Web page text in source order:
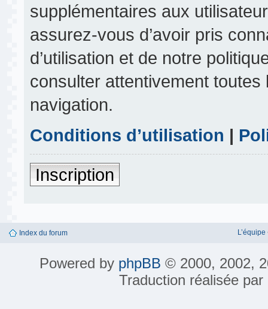
supplémentaires aux
assurez-vous d’avoir pris
d’utilisation et de notre
consulter attentivement
navigation.
Conditions d’utilisation |
Inscription
Index du forum L’équipe
Powered by phpBB © 2000, 2002,
Traduction réalisée par